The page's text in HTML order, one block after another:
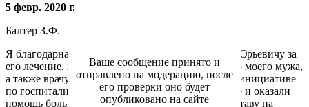
5 февр. 2020 г.
Балтер З.Ф.
Я благодарна доктору урологу Шмелькову Илье Юрьевичу за
его лечение, внимание, отзывчивость по лечению моего мужа,
а также врачу Сысоевой Чачак Харисовне. По ее инициативе
по госпитализации в больницу своевременно, где и оказали
помощь больному. Благодарна медицинскому составу на
Ваше сообщение принято и
отправлено на модерацию, после
его проверки оно будет
опубликовано на сайте